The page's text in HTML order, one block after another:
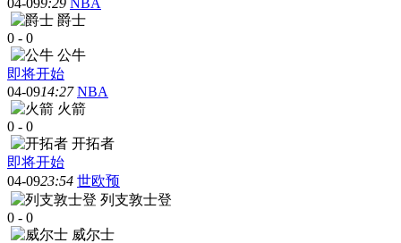
爵士
0 - 0
公牛
即将开始
04-0914:27 NBA
火箭
0 - 0
开拓者
即将开始
04-0923:54 世欧预
列支敦士登
0 - 0
威尔士